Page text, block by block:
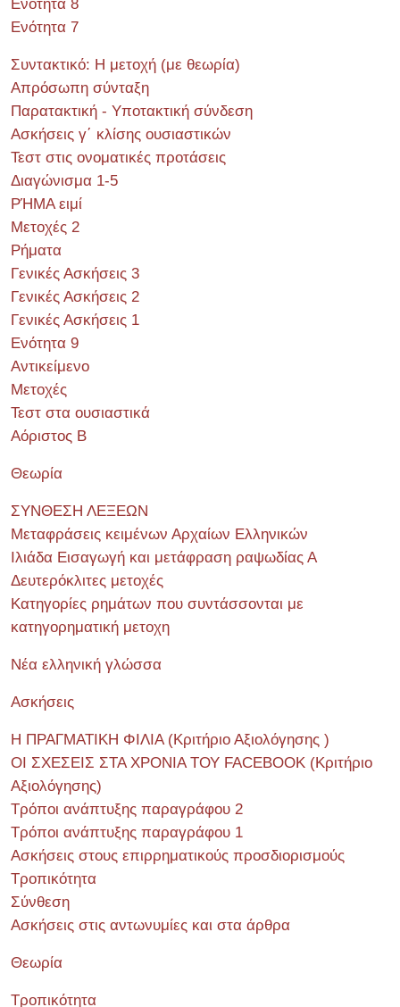
Ενότητα 8
Ενότητα 7
Συντακτικό: Η μετοχή (με θεωρία)
Απρόσωπη σύνταξη
Παρατακτική - Υποτακτική σύνδεση
Ασκήσεις γ΄ κλίσης ουσιαστικών
Τεστ στις ονοματικές προτάσεις
Διαγώνισμα 1-5
ΡΉΜΑ ειμί
Μετοχές 2
Ρήματα
Γενικές Ασκήσεις 3
Γενικές Ασκήσεις 2
Γενικές Ασκήσεις 1
Ενότητα 9
Αντικείμενο
Μετοχές
Τεστ στα ουσιαστικά
Αόριστος Β
Θεωρία
ΣΥΝΘΕΣΗ ΛΕΞΕΩΝ
Μεταφράσεις κειμένων Αρχαίων Ελληνικών
Ιλιάδα Εισαγωγή και μετάφραση ραψωδίας Α
Δευτερόκλιτες μετοχές
Κατηγορίες ρημάτων που συντάσσονται με
κατηγορηματική μετοχη
Νέα ελληνική γλώσσα
Ασκήσεις
Η ΠΡΑΓΜΑΤΙΚΗ ΦΙΛΙΑ (Κριτήριο Αξιολόγησης )
ΟΙ ΣΧΕΣΕΙΣ ΣΤΑ ΧΡΟΝΙΑ ΤΟΥ FACEBOOK (Kριτήριο
Αξιολόγησης)
Τρόποι ανάπτυξης παραγράφου 2
Τρόποι ανάπτυξης παραγράφου 1
Ασκήσεις στους επιρρηματικούς προσδιορισμούς
Τροπικότητα
Σύνθεση
Ασκήσεις στις αντωνυμίες και στα άρθρα
Θεωρία
Τροπικότητα